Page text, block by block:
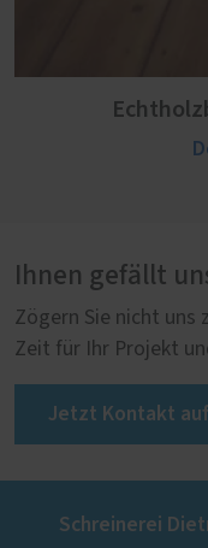
Ihnen gefällt
Zögern Sie nicht uns
Zeit für Ihr Projekt
Jetzt Kontakt
Schreinerei